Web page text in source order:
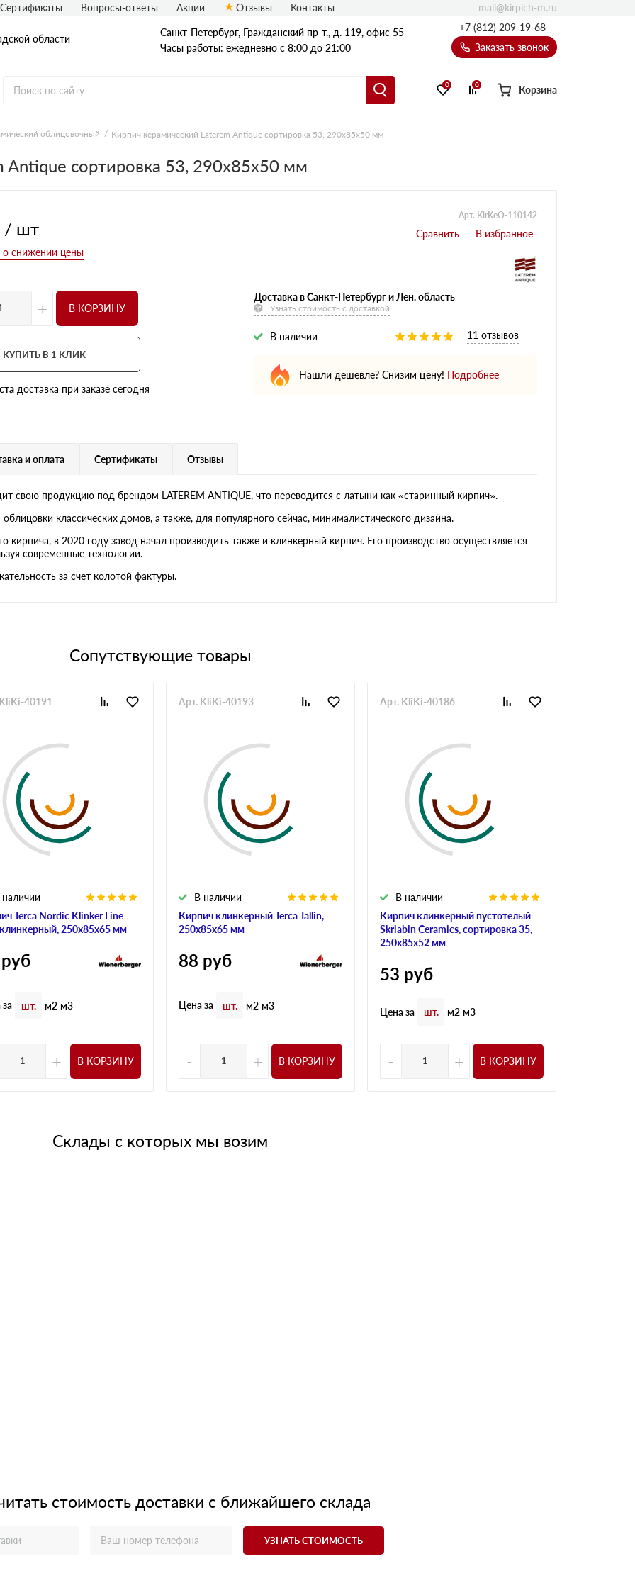
области
Санкт-Петербург, Граждaнский пр-т., д. 119, офис 55
Часы работы: ежедневно с 8:00 до 21:00
+7 (812) 209-19-68
Заказать звонок
Рядовой кирпич
Полнотелый
0 0 Корзина
Сертификаты Вопросы-ответы Акции Отзывы Контакты mail@kirpich-m.ru
облицовочный Кирпич керамический Laterem Antique сортировка 53, 290х85х50 мм
сортировка 53, 290х85х50 мм
/ шт
Арт. KirKeO-110142
+ В КОРЗИНУ
КУПИТЬ В 1 КЛИК
доставка при заказе сегодня
Доставка в Санкт-Петербург и Лен. область
Узнать стоимость с доставкой
В наличии 11 отзывов
Нашли дешевле? Снизим цену! Подробнее
и оплата Сертификаты Отзывы
свою продукцию под брендом LATEREM ANTIQUE, что переводится с латыни как «старинный кирпич».
классических домов, а также, для популярного сейчас, минималистического дизайна.
кирпича, в 2020 году завод начал производить также и клинкерный кирпич. Его производство осуществляется
современные технологии.
за счет колотой фактуры.
Сопутствующие товары
Terca Nordic Klinker Line
250х85х65 мм
40191
шт. м2 м3
+ В КОРЗИНУ
Кирпич клинкерный Terca Tallin,
250х85х65 мм
В наличии
Арт. KliKi-40193
88 руб
Цена за шт. м2 м3
- + В КОРЗИНУ
Кирпич клинкерный пустотелый
Skriabin Ceramics, сортировка 35,
250х85х52 мм
В наличии
Арт. KliKi-40186
53 руб
Цена за шт. м2 м3
- + В КОРЗИНУ
Склады с которых мы возим
стоимость доставки с ближайшего склада
УЗНАТЬ СТОИМОСТЬ